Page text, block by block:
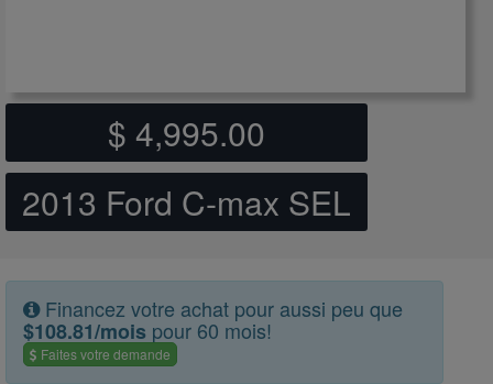
$ 4,995.00
2013 Ford C-max SEL
Financez votre achat pour aussi peu que
$108.81/mois pour 60 mois!
Faites votre demande